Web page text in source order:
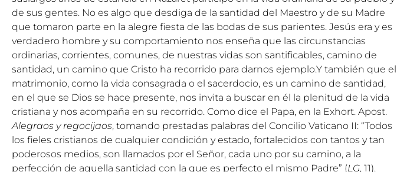
de sus gentes. No es algo que desdiga de la santidad del Maestro y de su Madre
que tomaron parte en la alegre fiesta de las bodas de sus parientes. Jesús era y es
verdadero hombre y su comportamiento nos enseña que las circunstancias
ordinarias, corrientes, comunes, de nuestras vidas son santificables, camino de
santidad, un camino que Cristo ha recorrido para darnos ejemplo.Y también que el
matrimonio, como la vida consagrada o el sacerdocio, es un camino de santidad,
en el que se Dios se hace presente, nos invita a buscar en él la plenitud de la vida
cristiana y nos acompaña en su recorrido. Como dice el Papa, en la Exhort. Apost.
Alegraos y regocijaos, tomando prestadas palabras del Concilio Vaticano II: “Todos
los fieles cristianos de cualquier condición y estado, fortalecidos con tantos y tan
poderosos medios, son llamados por el Señor, cada uno por su camino, a la
perfección de aquella santidad con la que es perfecto el mismo Padre” (LG, 11).